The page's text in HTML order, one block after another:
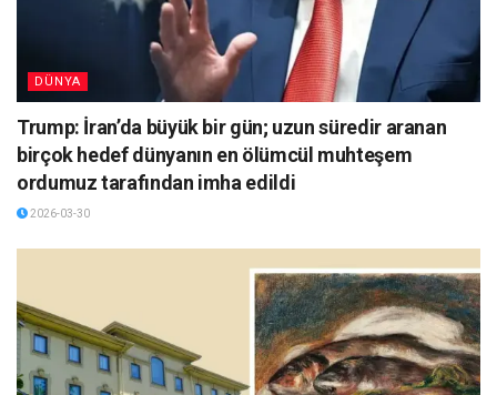
DÜNYA
Trump: İran’da büyük bir gün; uzun süredir aranan
birçok hedef dünyanın en ölümcül muhteşem
ordumuz tarafından imha edildi
2026-03-30